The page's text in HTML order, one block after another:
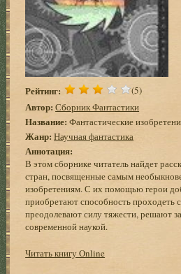
Рейтинг: (5)
Автор: Сборник Фантастики
Название: Фантастические
Жанр: Научная фантастика
Аннотация:
В этом сборнике читатель найдет
стран, посвященные самым
изобретениям. С их помощью герои
приобретают способность проходеть
преодолевают силу тяжести, решают
современной наукой.
Читать книгу Online